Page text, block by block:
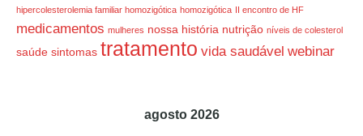
hipercolesterolemia familiar homozigótica homozigótica II encontro de HF
medicamentos mulheres nossa história nutrição níveis de colesterol
saúde sintomas tratamento vida saudável webinar
agosto 2026